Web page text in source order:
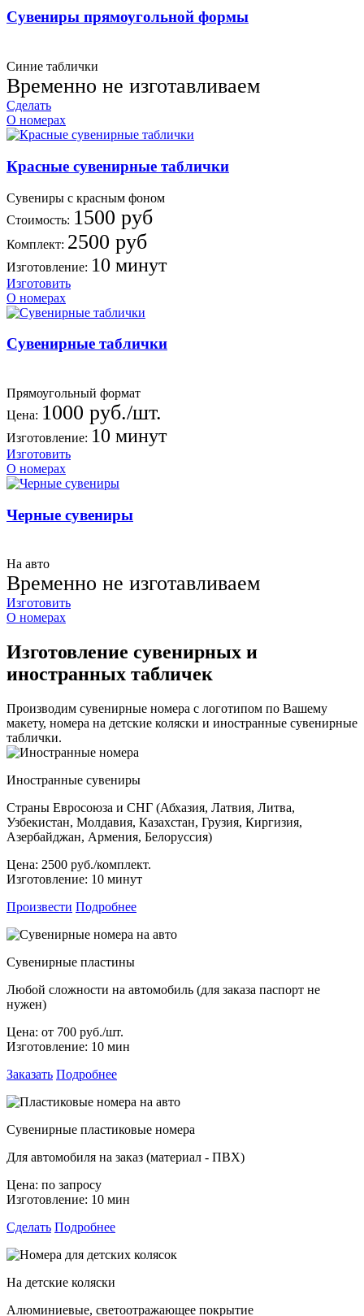
Сувениры прямоугольной формы
Синие таблички
Временно не изготавливаем
Сделать
О номерах
Красные сувенирные таблички
Сувениры с красным фоном
Стоимость: 1500 руб
Комплект: 2500 руб
Изготовление: 10 минут
Изготовить
О номерах
Сувенирные таблички
Прямоугольный формат
Цена: 1000 руб./шт.
Изготовление: 10 минут
Изготовить
О номерах
Черные сувениры
На авто
Временно не изготавливаем
Изготовить
О номерах
Изготовление сувенирных и
иностранных табличек
Производим сувенирные номера с логотипом по Вашему
макету, номера на детские коляски и иностранные сувенирные
таблички.
Иностранные сувениры
Страны Евросоюза и СНГ (Абхазия, Латвия, Литва,
Узбекистан, Молдавия, Казахстан, Грузия, Киргизия,
Азербайджан, Армения, Белоруссия)
Цена: 2500 руб./комплект.
Изготовление: 10 минут
Произвести Подробнее
Сувенирные пластины
Любой сложности на автомобиль (для заказа паспорт не
нужен)
Цена: от 700 руб./шт.
Изготовление: 10 мин
Заказать Подробнее
Сувенирные пластиковые номера
Для автомобиля на заказ (материал - ПВХ)
Цена: по запросу
Изготовление: 10 мин
Сделать Подробнее
На детские коляски
Алюминиевые, светоотражающее покрытие